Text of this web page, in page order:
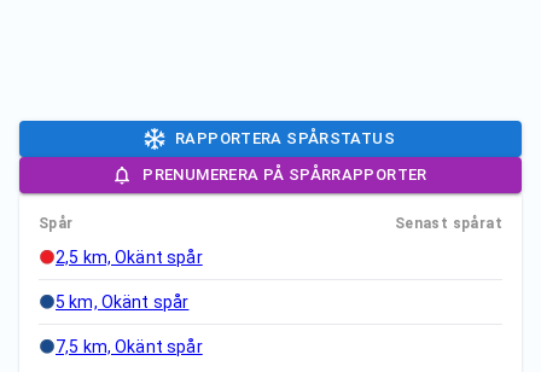
RAPPORTERA SPÅRSTATUS
PRENUMERERA PÅ SPÅRRAPPORTER
Spår Senast spårat
2,5 km, Okänt spår
5 km, Okänt spår
7,5 km, Okänt spår